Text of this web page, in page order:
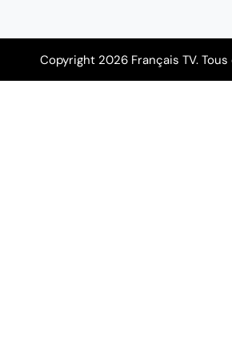
Copyright 2026 Français TV.